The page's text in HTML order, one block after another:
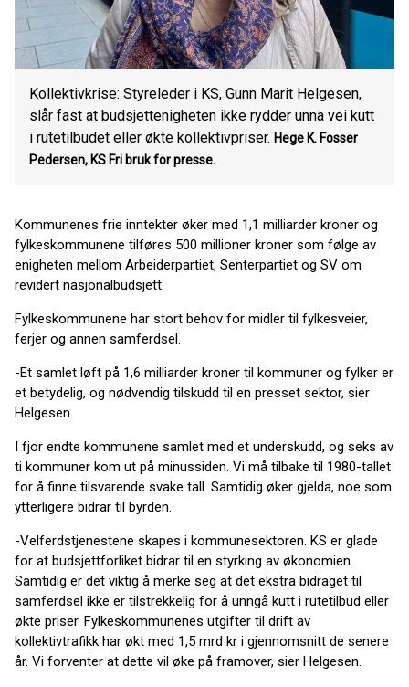
Kollektivkrise: Styreleder i KS, Gunn Marit Helgesen,
slår fast at budsjettenigheten ikke rydder unna vei kutt
i rutetilbudet eller økte kollektivpriser. Hege K. Fosser
Pedersen, KS Fri bruk for presse.
Kommunenes frie inntekter øker med 1,1 milliarder kroner og
fylkeskommunene tilføres 500 millioner kroner som følge av
enigheten mellom Arbeiderpartiet, Senterpartiet og SV om
revidert nasjonalbudsjett.
Fylkeskommunene har stort behov for midler til fylkesveier,
ferjer og annen samferdsel.
-Et samlet løft på 1,6 milliarder kroner til kommuner og fylker er
et betydelig, og nødvendig tilskudd til en presset sektor, sier
Helgesen.
I fjor endte kommunene samlet med et underskudd, og seks av
ti kommuner kom ut på minussiden. Vi må tilbake til 1980-tallet
for å finne tilsvarende svake tall. Samtidig øker gjelda, noe som
ytterligere bidrar til byrden.
-Velferdstjenestene skapes i kommunesektoren. KS er glade
for at budsjettforliket bidrar til en styrking av økonomien.
Samtidig er det viktig å merke seg at det ekstra bidraget til
samferdsel ikke er tilstrekkelig for å unngå kutt i rutetilbud eller
økte priser. Fylkeskommunenes utgifter til drift av
kollektivtrafikk har økt med 1,5 mrd kr i gjennomsnitt de senere
år. Vi forventer at dette vil øke på framover, sier Helgesen.